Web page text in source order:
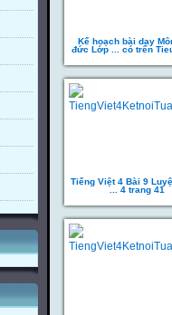
Kế hoạch bài dạy
đức Lớp ... có trên
Tiếng Việt 4 Bài 9
... 4 trang 41